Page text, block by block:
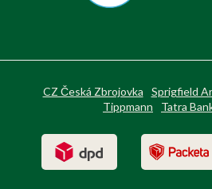
CZ Česká Zbrojovka Sprigfield
Tippmann
Tatra